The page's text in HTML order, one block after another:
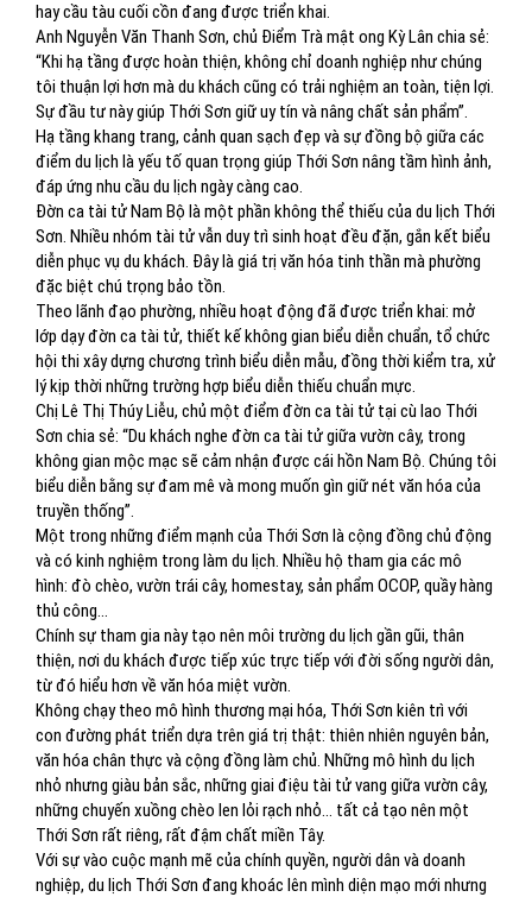
hay cầu tàu cuối cồn đang được triển khai.
Anh Nguyễn Văn Thanh Sơn, chủ Điểm Trà mật ong Kỳ Lân chia sẻ:
“Khi hạ tầng được hoàn thiện, không chỉ doanh nghiệp như chúng
tôi thuận lợi hơn mà du khách cũng có trải nghiệm an toàn, tiện lợi.
Sự đầu tư này giúp Thới Sơn giữ uy tín và nâng chất sản phẩm”.
Hạ tầng khang trang, cảnh quan sạch đẹp và sự đồng bộ giữa các
điểm du lịch là yếu tố quan trọng giúp Thới Sơn nâng tầm hình ảnh,
đáp ứng nhu cầu du lịch ngày càng cao.
Đờn ca tài tử Nam Bộ là một phần không thể thiếu của du lịch Thới
Sơn. Nhiều nhóm tài tử vẫn duy trì sinh hoạt đều đặn, gắn kết biểu
diễn phục vụ du khách. Đây là giá trị văn hóa tinh thần mà phường
đặc biệt chú trọng bảo tồn.
Theo lãnh đạo phường, nhiều hoạt động đã được triển khai: mở
lớp dạy đờn ca tài tử, thiết kế không gian biểu diễn chuẩn, tổ chức
hội thi xây dựng chương trình biểu diễn mẫu, đồng thời kiểm tra, xử
lý kịp thời những trường hợp biểu diễn thiếu chuẩn mực.
Chị Lê Thị Thúy Liễu, chủ một điểm đờn ca tài tử tại cù lao Thới
Sơn chia sẻ: “Du khách nghe đờn ca tài tử giữa vườn cây, trong
không gian mộc mạc sẽ cảm nhận được cái hồn Nam Bộ. Chúng tôi
biểu diễn bằng sự đam mê và mong muốn gìn giữ nét văn hóa của
truyền thống”.
Một trong những điểm mạnh của Thới Sơn là cộng đồng chủ động
và có kinh nghiệm trong làm du lịch. Nhiều hộ tham gia các mô
hình: đò chèo, vườn trái cây, homestay, sản phẩm OCOP, quầy hàng
thủ công…
Chính sự tham gia này tạo nên môi trường du lịch gần gũi, thân
thiện, nơi du khách được tiếp xúc trực tiếp với đời sống người dân,
từ đó hiểu hơn về văn hóa miệt vườn.
Không chạy theo mô hình thương mại hóa, Thới Sơn kiên trì với
con đường phát triển dựa trên giá trị thật: thiên nhiên nguyên bản,
văn hóa chân thực và cộng đồng làm chủ. Những mô hình du lịch
nhỏ nhưng giàu bản sắc, những giai điệu tài tử vang giữa vườn cây,
những chuyến xuồng chèo len lỏi rạch nhỏ… tất cả tạo nên một
Thới Sơn rất riêng, rất đậm chất miền Tây.
Với sự vào cuộc mạnh mẽ của chính quyền, người dân và doanh
nghiệp, du lịch Thới Sơn đang khoác lên mình diện mạo mới nhưng